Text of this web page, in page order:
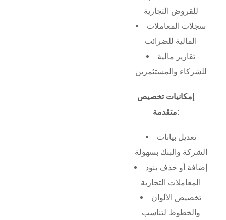
للقروض التجارية
سجلات المعاملات
المالية للضرائب
تقارير مالية
للشركاء والمستثمرين
إمكانيات تخصيص
متقدمة:
تعديل بيانات
الشركة والبنك بسهولة
إضافة أو حذف بنود
المعاملات التجارية
تخصيص الألوان
والخطوط لتناسب